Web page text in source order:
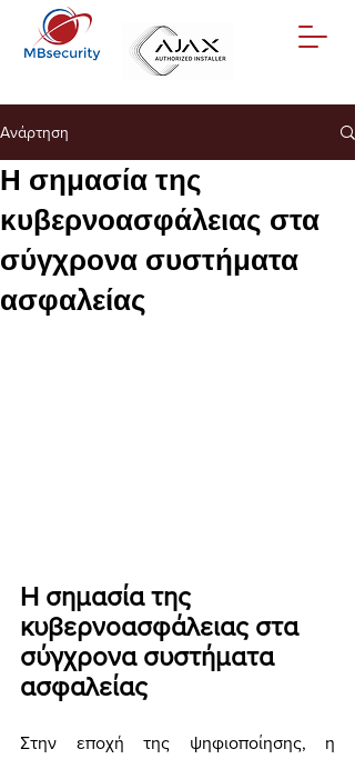
Ανάρτηση
Η σημασία της
κυβερνοασφάλειας στα
σύγχρονα συστήματα
ασφαλείας
Η σημασία της
κυβερνοασφάλειας στα
σύγχρονα συστήματα
ασφαλείας
Στην εποχή της ψηφιοποίησης, η